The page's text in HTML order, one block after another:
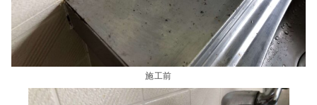
施工前